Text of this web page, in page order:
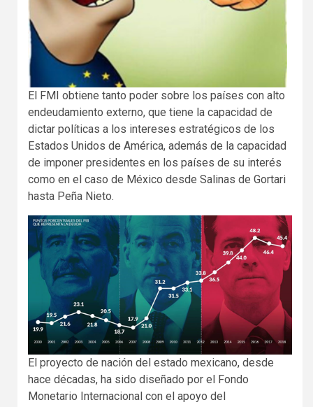
El FMI obtiene tanto poder sobre los países con alto
endeudamiento externo, que tiene la capacidad de
dictar políticas a los intereses estratégicos de los
Estados Unidos de América, además de la capacidad
de imponer presidentes en los países de su interés
como en el caso de México desde Salinas de Gortari
hasta Peña Nieto.
El proyecto de nación del estado mexicano, desde
hace décadas, ha sido diseñado por el Fondo
Monetario Internacional con el apoyo del